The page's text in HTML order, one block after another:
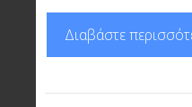
Διαβάστε